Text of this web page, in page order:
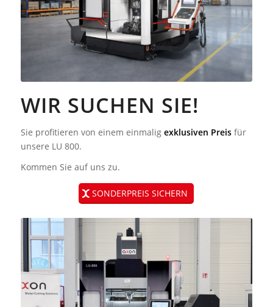
WIR SUCHEN SIE!
Sie profitieren von einem einmalig exklusiven Preis für
unsere LU 800.
Kommen Sie auf uns zu.
SONDERPREIS SICHERN